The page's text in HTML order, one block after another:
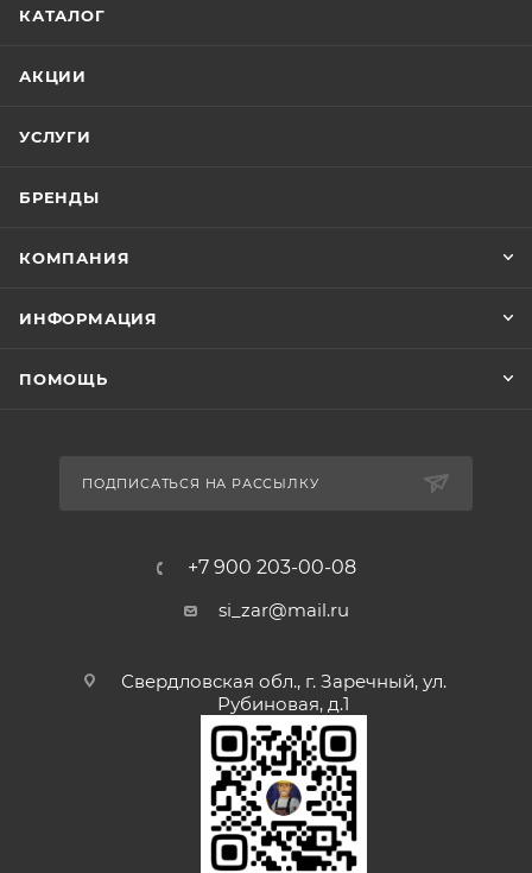
КАТАЛОГ
АКЦИИ
УСЛУГИ
БРЕНДЫ
КОМПАНИЯ
ИНФОРМАЦИЯ
ПОМОЩЬ
ПОДПИСАТЬСЯ НА РАССЫЛКУ
+7 900 203-00-08
si_zar@mail.ru
Свердловская обл., г. Заречный, ул.
Рубиновая, д.1